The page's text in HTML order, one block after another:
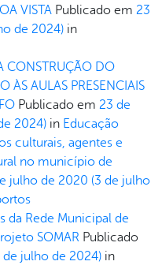
VISTA Publicado em 23
de 2024) in
CONSTRUÇÃO DO
ÀS AULAS PRESENCIAIS
Publicado em 23 de
2024) in Educação
culturais, agentes e
no município de
julho de 2020 (3 de julho
da Rede Municipal de
SOMAR Publicado
de julho de 2024) in